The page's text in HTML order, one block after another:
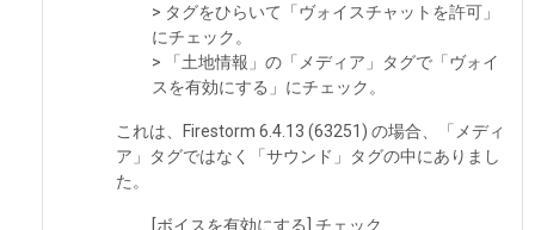
> タグをひらいて「ヴォイスチャットを許可」
にチェック。
> 「土地情報」の「メディア」タグで「ヴォイ
スを有効にする」にチェック。
これは、Firestorm 6.4.13 (63251) の場合、「メディ
ア」タグではなく「サウンド」タグの中にありまし
た。
[ボイスを有効にする] チェック